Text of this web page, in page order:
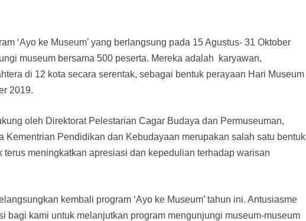
‘Ayo ke Museum’ yang berlangsung pada 15 Agustus- 31 Oktober
museum bersama 500 peserta. Mereka adalah karyawan,
di 12 kota secara serentak, sebagai bentuk perayaan Hari Museum
2019.
oleh Direktorat Pelestarian Cagar Budaya dan Permuseuman,
Kementrian Pendidikan dan Kebudayaan merupakan salah satu bentuk
terus meningkatkan apresiasi dan kepedulian terhadap warisan
kembali program ‘Ayo ke Museum’ tahun ini. Antusiasme
bagi kami untuk melanjutkan program mengunjungi museum-museum